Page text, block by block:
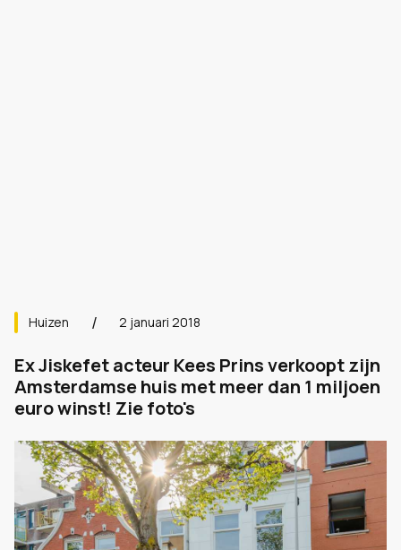
Huizen 2 januari 2018
Ex Jiskefet acteur Kees Prins verkoopt zijn
Amsterdamse huis met meer dan 1 miljoen
euro winst! Zie foto's